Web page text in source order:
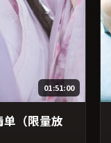
01:51:00
（限量放